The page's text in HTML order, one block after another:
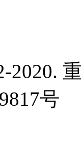
2020.
号